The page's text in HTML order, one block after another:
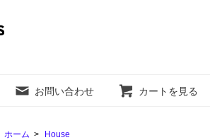
お問い合わせ カートを見る
ホーム > House